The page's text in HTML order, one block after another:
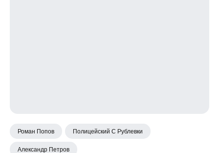
Роман Попов Полицейский С Рублевки
Александр Петров